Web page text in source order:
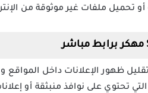
تحميل ملفات غير موثوقة من
تحتوي على نوافذ منبثقة أو